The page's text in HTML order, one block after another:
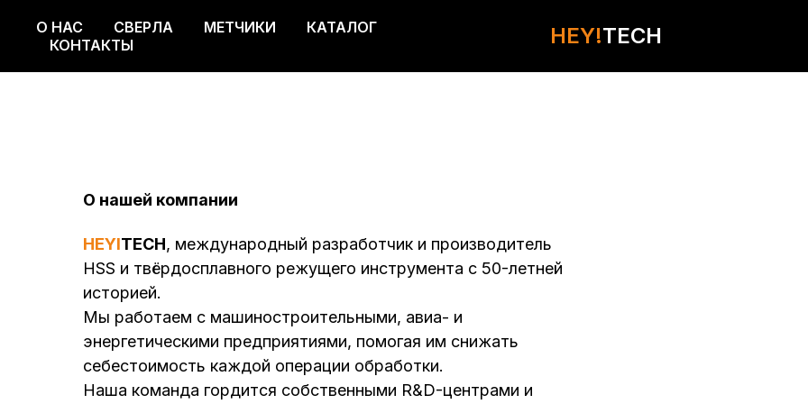
HEY!TECH
О НАС СВЕРЛА МЕТЧИКИ КАТАЛОГ
О нашей компании
HEYITECH, международный разработчик и производитель
HSS и твёрдосплавного режущего инструмента с 50-летней
историей.
Мы работаем с машиностроительными, авиа- и
энергетическими предприятиями, помогая им снижать
себестоимость каждой операции обработки.
Наша команда гордится собственными R&D-центрами и
HEY!TECH
О НАС СВЕРЛА МЕТЧИКИ
КАТАЛОГ
КОНТАКТЫ